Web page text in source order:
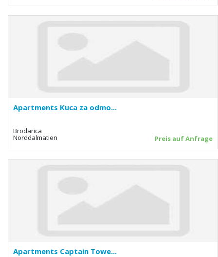
Apartments Kuca za odmo...
Brodarica
Norddalmatien Preis auf Anfrage
Apartments Captain Towe...